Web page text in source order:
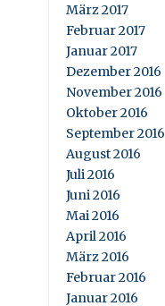
März 2017
Februar 2017
Januar 2017
Dezember 2016
November 2016
Oktober 2016
September 2016
August 2016
Juli 2016
Juni 2016
Mai 2016
April 2016
März 2016
Februar 2016
Januar 2016